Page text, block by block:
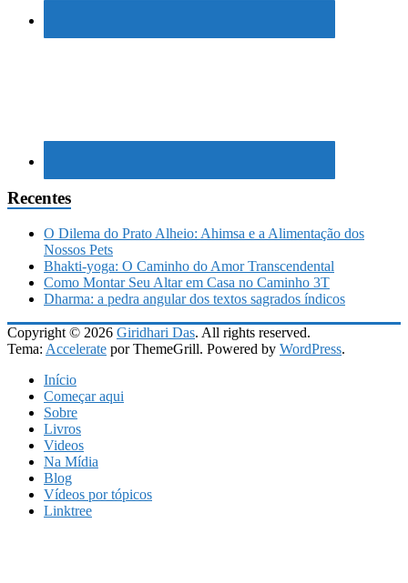
Recentes
O Dilema do Prato Alheio: Ahimsa e a Alimentação dos
Nossos Pets
Bhakti-yoga: O Caminho do Amor Transcendental
Como Montar Seu Altar em Casa no Caminho 3T
Dharma: a pedra angular dos textos sagrados índicos
Copyright © 2026 Giridhari Das. All rights reserved.
Tema: Accelerate por ThemeGrill. Powered by WordPress.
Início
Começar aqui
Sobre
Livros
Videos
Na Mídia
Blog
Vídeos por tópicos
Linktree